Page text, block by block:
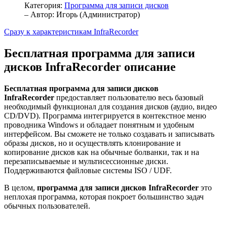
Категория: Программа для записи дисков
– Автор: Игорь (Администратор)
Сразу к характеристикам InfraRecorder
Бесплатная программа для записи
дисков InfraRecorder описание
Бесплатная программа для записи дисков
InfraRecorder предоставляет пользователю весь базовый
необходимый функционал для создания дисков (аудио, видео
CD/DVD). Программа интегрируется в контекстное меню
проводника Windows и обладает понятным и удобным
интерфейсом. Вы сможете не только создавать и записывать
образы дисков, но и осуществлять клонирование и
копирование дисков как на обычные болванки, так и на
перезаписываемые и мультисессионные диски.
Поддерживаются файловые системы ISO / UDF.
В целом, программа для записи дисков InfraRecorder это
неплохая программа, которая покроет большинство задач
обычных пользователей.